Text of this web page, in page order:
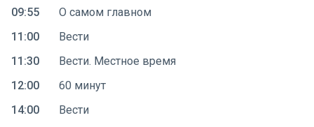
09:55
О самом главном
11:00
Вести
11:30
Вести. Местное время
12:00
60 минут
14:00
Вести